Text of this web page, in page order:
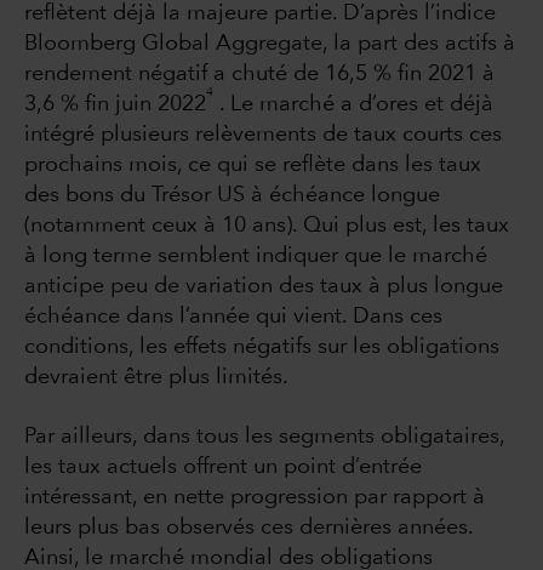
reflètent déjà la majeure partie. D’après l’indice
Bloomberg Global Aggregate, la part des actifs à
rendement négatif a chuté de 16,5 % fin 2021 à
3,6 % fin juin 2022
4
. Le marché a d’ores et déjà
intégré plusieurs relèvements de taux courts ces
prochains mois, ce qui se reflète dans les taux
des bons du Trésor US à échéance longue
(notamment ceux à 10 ans). Qui plus est, les taux
à long terme semblent indiquer que le marché
anticipe peu de variation des taux à plus longue
échéance dans l’année qui vient. Dans ces
conditions, les effets négatifs sur les obligations
devraient être plus limités.
Par ailleurs, dans tous les segments obligataires,
les taux actuels offrent un point d’entrée
intéressant, en nette progression par rapport à
leurs plus bas observés ces dernières années.
Ainsi, le marché mondial des obligations